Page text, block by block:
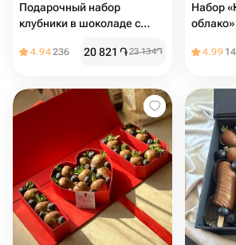
Подарочный набор
клубники в шоколаде с
4.94236 20 821 ֏23 134֏
Набор
облако»
4.99